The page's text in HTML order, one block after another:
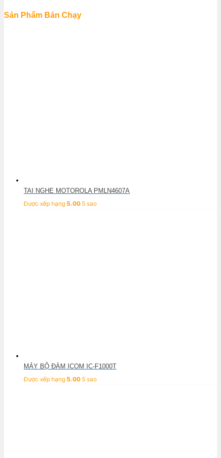
Sản Phẩm Bán Chạy
TAI NGHE MOTOROLA PMLN4607A
Được xếp hạng 5.00 5 sao
MÁY BỘ ĐÀM ICOM IC-F1000T
Được xếp hạng 5.00 5 sao